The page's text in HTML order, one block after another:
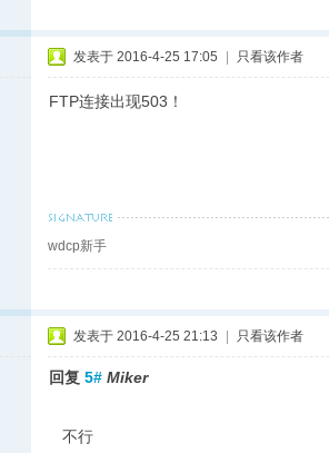
发表于 2016-4-25 17:05 只看该作者
FTP连接出现503！
wdcp新手
发表于 2016-4-25 21:13 只看该作者
回复 5# Miker
不行